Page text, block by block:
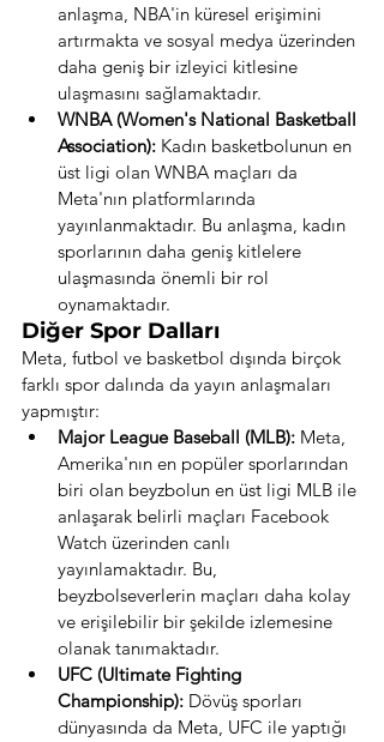
anlaşma, NBA'in küresel erişimini
artırmakta ve sosyal medya üzerinden
daha geniş bir izleyici kitlesine
ulaşmasını sağlamaktadır.
WNBA (Women's National Basketball
Association): Kadın basketbolunun en
üst ligi olan WNBA maçları da
Meta'nın platformlarında
yayınlanmaktadır. Bu anlaşma, kadın
sporlarının daha geniş kitlelere
ulaşmasında önemli bir rol
oynamaktadır.
Diğer Spor Dalları
Meta, futbol ve basketbol dışında birçok
farklı spor dalında da yayın anlaşmaları
yapmıştır:
Major League Baseball (MLB): Meta,
Amerika'nın en popüler sporlarından
biri olan beyzbolun en üst ligi MLB ile
anlaşarak belirli maçları Facebook
Watch üzerinden canlı
yayınlamaktadır. Bu,
beyzbolseverlerin maçları daha kolay
ve erişilebilir bir şekilde izlemesine
olanak tanımaktadır.
UFC (Ultimate Fighting
Championship): Dövüş sporları
dünyasında da Meta, UFC ile yaptığı